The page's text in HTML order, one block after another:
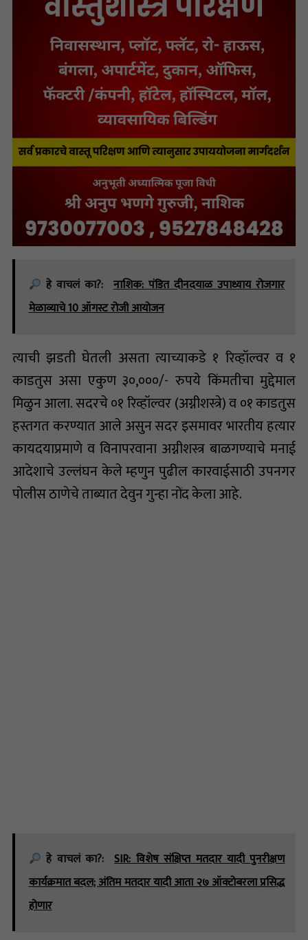
हे वाचलं का?: नाशिक: पंडित दीनदयाळ उपाध्याय रोजगार
मेळाव्याचे 10 ऑगस्ट रोजी आयोजन
त्याची झडती घेतली असता त्याच्याकडे १ रिव्हॉल्वर व १
काडतुस असा एकुण ३०,०००/- रुपये किंमतीचा मुद्देमाल
मिळुन आला. सदरचे ०१ रिव्हॉल्वर (अग्नीशस्त्रे) व ०१ काडतुस
हस्तगत करण्यात आले असुन सदर इसमावर भारतीय हत्यार
कायदयाप्रमाणे व विनापरवाना अग्नीशस्त्र बाळगण्याचे मनाई
आदेशाचे उल्लंघन केले म्हणुन पुढील कारवाईसाठी उपनगर
पोलीस ठाणेचे ताब्यात देवुन गुन्हा नोंद केला आहे.
हे वाचलं का?: SIR: विशेष संक्षिप्त मतदार यादी पुनरीक्षण
कार्यक्रमात बदल; अंतिम मतदार यादी आता २७ ऑक्टोबरला प्रसिद्ध
होणार